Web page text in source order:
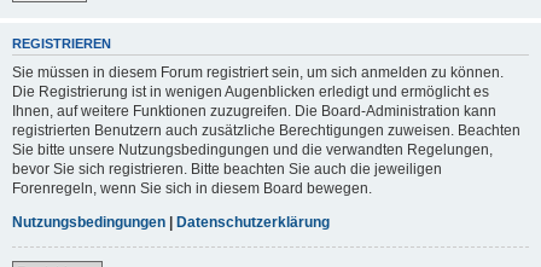
REGISTRIEREN
Sie müssen in diesem Forum registriert sein, um sich anmelden zu können.
Die Registrierung ist in wenigen Augenblicken erledigt und ermöglicht es
Ihnen, auf weitere Funktionen zuzugreifen. Die Board-Administration kann
registrierten Benutzern auch zusätzliche Berechtigungen zuweisen. Beachten
Sie bitte unsere Nutzungsbedingungen und die verwandten Regelungen,
bevor Sie sich registrieren. Bitte beachten Sie auch die jeweiligen
Forenregeln, wenn Sie sich in diesem Board bewegen.
Nutzungsbedingungen | Datenschutzerklärung